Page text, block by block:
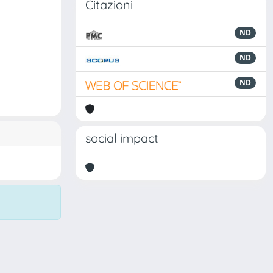
Citazioni
ND
ND
ND
social impact